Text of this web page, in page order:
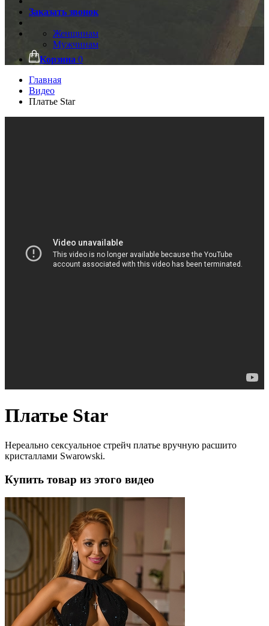
Заказать звонок
Женщинам
Мужчинам
Корзина 0
Главная
Видео
Платье Star
Платье Star
Нереально сексуальное cтрейч платье вручную расшито
кристаллами Swarowski.
Купить товар из этого видео